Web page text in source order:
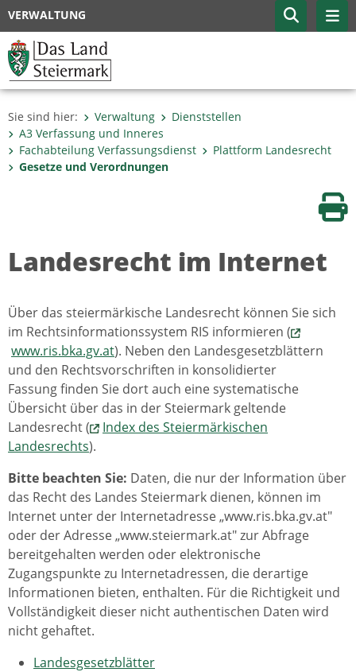
VERWALTUNG
Sie sind hier: Verwaltung
Dienststellen
A3 Verfassung und Inneres
Fachabteilung Verfassungs­dienst
Plattform Landesrecht
Gesetze und Verordnungen
Landesrecht im Internet
Über das steiermärkische Landesrecht können Sie sich
im Rechtsinformationssystem RIS informieren (
www.ris.bka.gv.at). Neben den Landesgesetzblättern
und den Rechtsvorschriften in konsolidierter
Fassung finden Sie dort auch eine systematische
Übersicht über das in der Steiermark geltende
Landesrecht (
Index des Steiermärkischen
Landesrechts).
Bitte beachten Sie: Daten, die nur der Information über
das Recht des Landes Steiermark dienen, können im
Internet unter der Internetadresse „www.ris.bka.gv.at"
oder der Adresse „www.steiermark.at" zur Abfrage
bereitgehalten werden oder elektronische
Zugangspunkte zu Internetadressen, die derartige
Informationen bieten, enthalten. Für die Richtigkeit und
Vollständigkeit dieser nicht authentischen Daten wird
nicht gehaftet.
Landesgesetzblätter